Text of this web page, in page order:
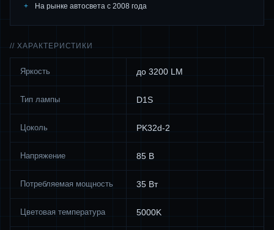
На рынке автосвета с 2008 года
// ХАРАКТЕРИСТИКИ
Яркость до 3200 LM
Тип лампы D1S
Цоколь PK32d-2
Напряжение 85 В
Потребляемая мощность 35 Вт
Цветовая температура 5000K